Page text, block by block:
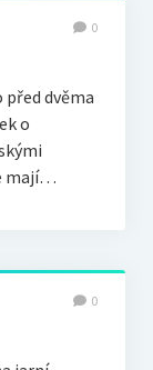
0
dvěma
o
mají…
0